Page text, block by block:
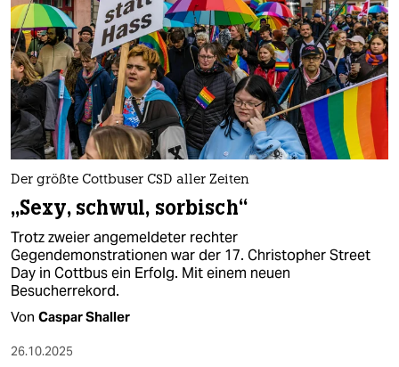
Der größte Cottbuser CSD aller Zeiten
„Sexy, schwul, sorbisch“
Trotz zweier angemeldeter rechter
Gegendemonstrationen war der 17. Christopher Street
Day in Cottbus ein Erfolg. Mit einem neuen
Besucherrekord.
Von Caspar Shaller
26.10.2025